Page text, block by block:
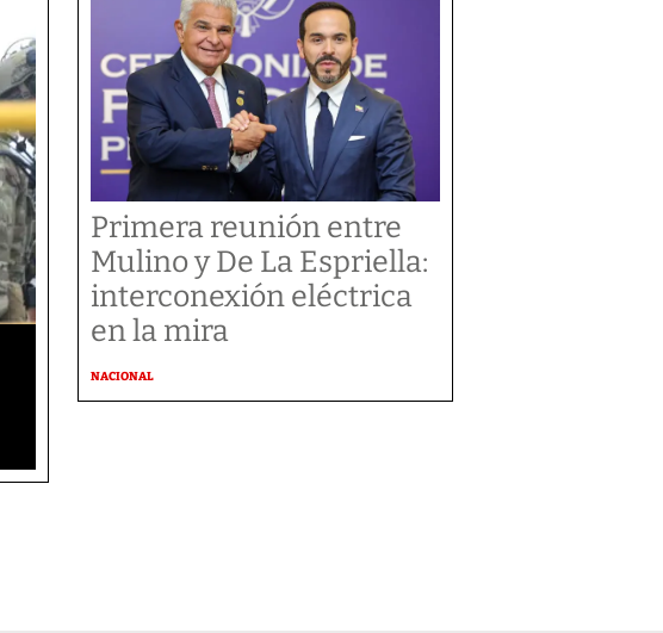
Primera reunión entre
Mulino y De La Espriella:
interconexión eléctrica
en la mira
NACIONAL